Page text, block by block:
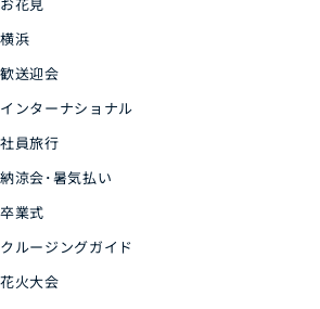
横浜
歓送迎会
インターナショナル
社員旅行
納涼会･暑気払い
卒業式
クルージングガイド
花火大会